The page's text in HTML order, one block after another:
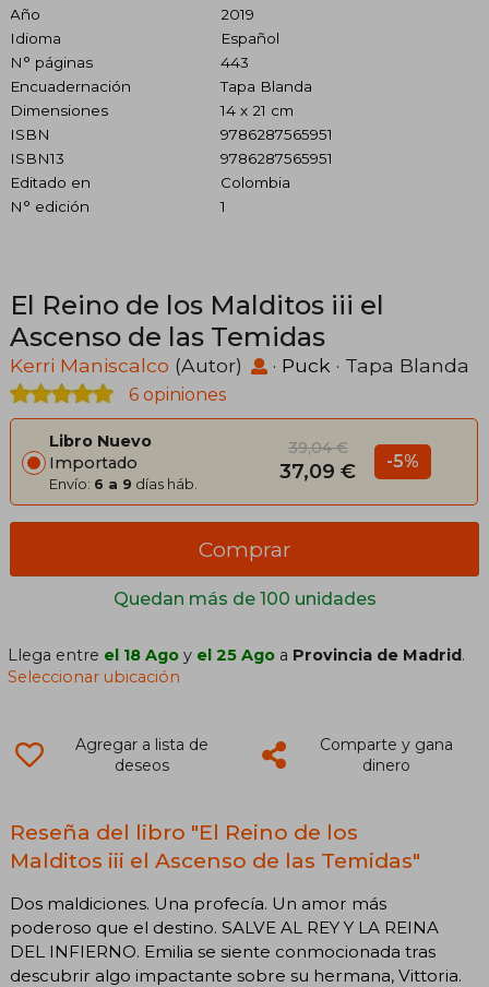
Año
2019
Idioma
Español
N° páginas
443
Encuadernación
Tapa Blanda
Dimensiones
14 x 21 cm
ISBN
9786287565951
ISBN13
9786287565951
Editado en
Colombia
N° edición
1
El Reino de los Malditos iii el
Ascenso de las Temidas
Kerri Maniscalco (Autor) · Puck · Tapa Blanda
6 opiniones
Libro Nuevo
Importado
Envío: 6 a 9 días háb.
39,04 €
37,09 € -5%
Quedan más de 100 unidades
Comprar
Llega entre el 18 Ago y el 25 Ago a Provincia de Madrid.
Seleccionar ubicación
Agregar a lista de
deseos
Comparte y gana
dinero
Reseña del libro "El Reino de los
Malditos iii el Ascenso de las Temidas"
Dos maldiciones. Una profecía. Un amor más
poderoso que el destino. SALVE AL REY Y LA REINA
DEL INFIERNO. Emilia se siente conmocionada tras
descubrir algo impactante sobre su hermana, Vittoria.